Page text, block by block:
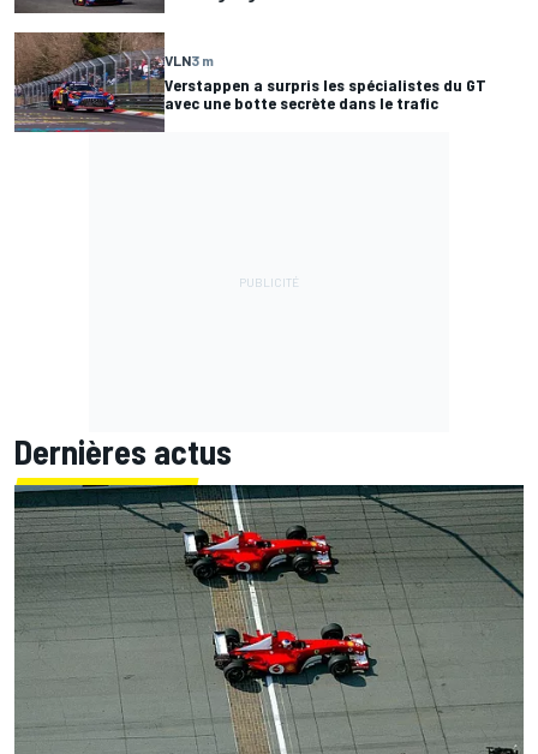
VLN3 m
Verstappen a surpris les spécialistes du GT
avec une botte secrète dans le trafic
Dernières actus